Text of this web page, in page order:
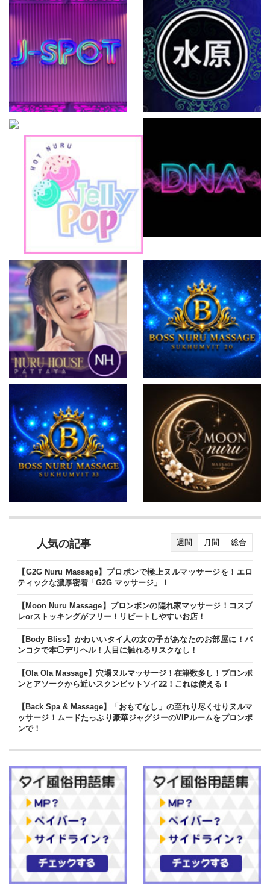
人気の記事 週間 月間 総合
【G2G Nuru Massage】プロポンで極上ヌルマッサージを！エロ
ティックな濃厚密着「G2G マッサージ」！
【Moon Nuru Massage】プロンポンの隠れ家マッサージ！コスプ
レorストッキングがフリー！リピートしやすいお店！
【Body Bliss】かわいいタイ人の女の子があなたのお部屋に！バ
ンコクで本◯デリヘル！人目に触れるリスクなし！
【Ola Ola Massage】穴場ヌルマッサージ！在籍数多し！プロンポ
ンとアソークから近いスクンビットソイ22！これは使える！
【Back Spa & Massage】「おもてなし」の至れり尽くせりヌルマ
ッサージ！ムードたっぷり豪華ジャグジーのVIPルームをプロンポ
ンで！